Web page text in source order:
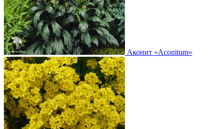
Аконит «Aconitum»